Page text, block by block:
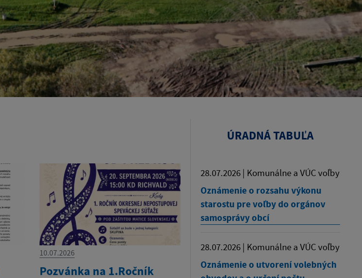
10.07.2026
Pozvánka na 1.Ročník
ÚRADNÁ TABUĽA
28.07.2026 | Komunálne a VÚC voľby
Oznámenie o rozsahu výkonu
starostu pre voľby do orgánov
samosprávy obcí
28.07.2026 | Komunálne a VÚC voľby
Oznámenie o utvorení volebných